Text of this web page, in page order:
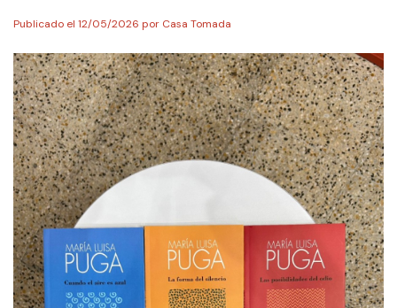
Publicado el 12/05/2026 por Casa Tomada